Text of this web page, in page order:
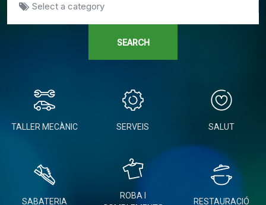
Select a category
SEARCH
TALLER MECÀNIC SERVEIS SALUT
SABATERIA
ROBA I
RESTAURACIÓ